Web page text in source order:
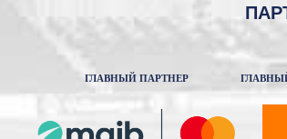
ГЛАВНЫЙ ПАРТНЕР